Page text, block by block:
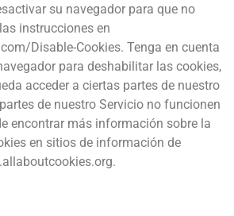
su navegador para que no
instrucciones en
Disable-Cookies. Tenga en cuenta
para deshabilitar las cookies,
acceder a ciertas partes de nuestro
de nuestro Servicio no funcionen
encontrar más información sobre la
en sitios de información de